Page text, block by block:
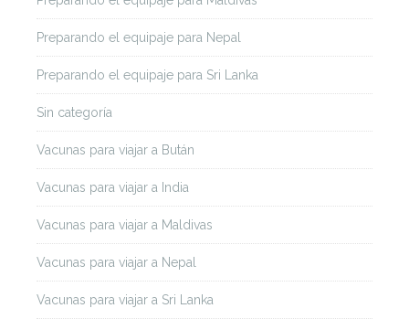
Preparando el equipaje para Nepal
Preparando el equipaje para Sri Lanka
Sin categoría
Vacunas para viajar a Bután
Vacunas para viajar a India
Vacunas para viajar a Maldivas
Vacunas para viajar a Nepal
Vacunas para viajar a Sri Lanka